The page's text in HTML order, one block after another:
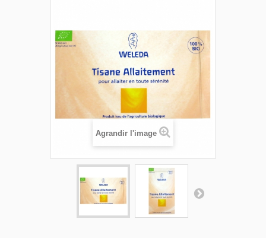
Agrandir l'image